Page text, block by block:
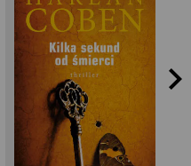
Harlan Coben